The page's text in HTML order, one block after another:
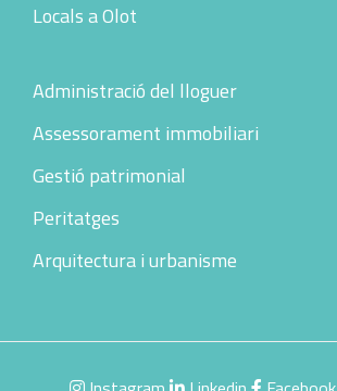
Locals a Olot
Administració del lloguer
Assessorament immobiliari
Gestió patrimonial
Peritatges
Arquitectura i urbanisme